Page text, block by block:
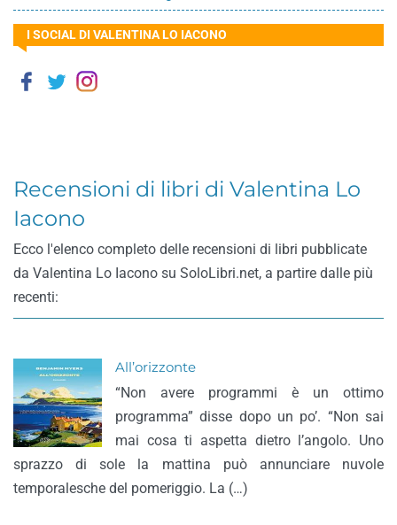
I SOCIAL DI VALENTINA LO IACONO
Recensioni di libri di Valentina Lo
Iacono
Ecco l'elenco completo delle recensioni di libri pubblicate
da Valentina Lo Iacono su SoloLibri.net, a partire dalle più
recenti:
All’orizzonte
“Non avere programmi è un ottimo
programma” disse dopo un po’. “Non sai
mai cosa ti aspetta dietro l’angolo. Uno
sprazzo di sole la mattina può annunciare nuvole
temporalesche del pomeriggio. La (…)